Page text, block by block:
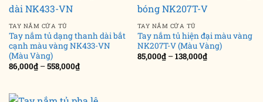
TAY NẮM CỬA TỦ
Tay nắm tủ dạng thanh dài bắt
cạnh màu vàng NK433-VN
(Màu Vàng)
86,000₫ –558,000₫Khoảng
giá:
đến
TAY NẮM CỬA TỦ
Tay nắm tủ hiện đại màu vàng
NK207T-V (Màu Vàng)
85,000₫ –138,000₫Khoảng
giá: